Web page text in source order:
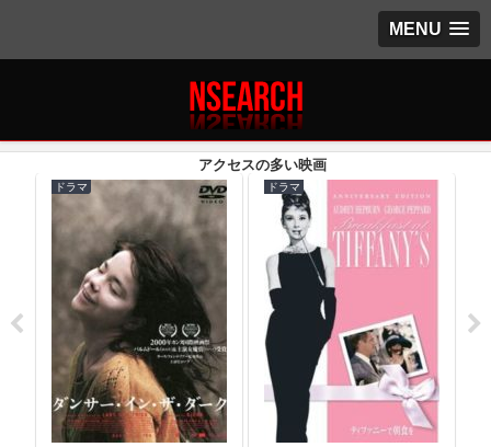
MENU
ドラマ ドラマ